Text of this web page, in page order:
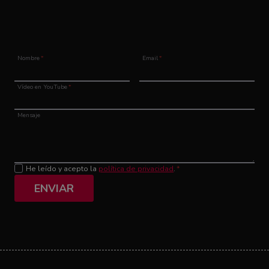
Nombre* Email*
Vídeo en YouTube*
Mensaje
He leído y acepto la política de privacidad. *
ENVIAR